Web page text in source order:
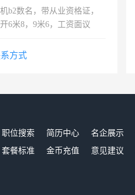
b2数名，带从业资格证，
6米8，9米6，工资面议
方式
职位搜索 简历中心 名企展示
套餐标准
金币充值 意见建议